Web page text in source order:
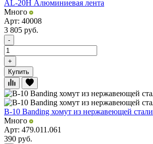
AL-20H Алюминиевая лента
Много
Арт: 40008
3 805 руб.
-
+
Купить
B-10 Banding хомут из нержавеющей стали
Много
Арт: 479.011.061
390 руб.